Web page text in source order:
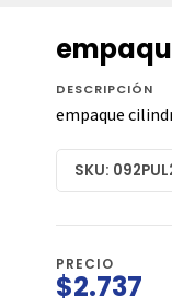
DESCRIPCIÓN
empaque
SKU:
PRECIO
$2.737